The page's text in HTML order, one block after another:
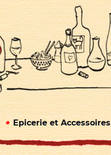
Epicerie et Accessoires